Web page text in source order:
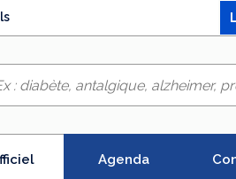
(élément
Agenda